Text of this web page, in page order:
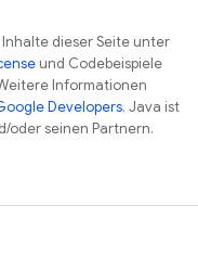
dieser Seite unter
und Codebeispiele
Informationen
Developers. Java ist
oder seinen Partnern.